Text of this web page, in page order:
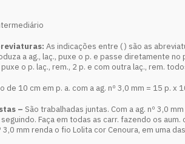
As indicações entre ( ) são as
a ag., laç., puxe o p. e passe diretamente no
o p. laç., rem., 2 p. e com outra laç., rem.
de 10 cm em p. a. com a ag. nº 3,0 mm = 15 p. x
– São trabalhadas juntas. Com a ag. nº 3,0
Faça em todas as carr. fazendo os
3,0 mm renda o fio Lolita cor Cenoura, em uma